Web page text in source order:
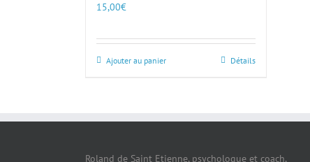
15,00€
Ajouter au panier Détails
Roland de Saint Etienne, psychologue et coach,